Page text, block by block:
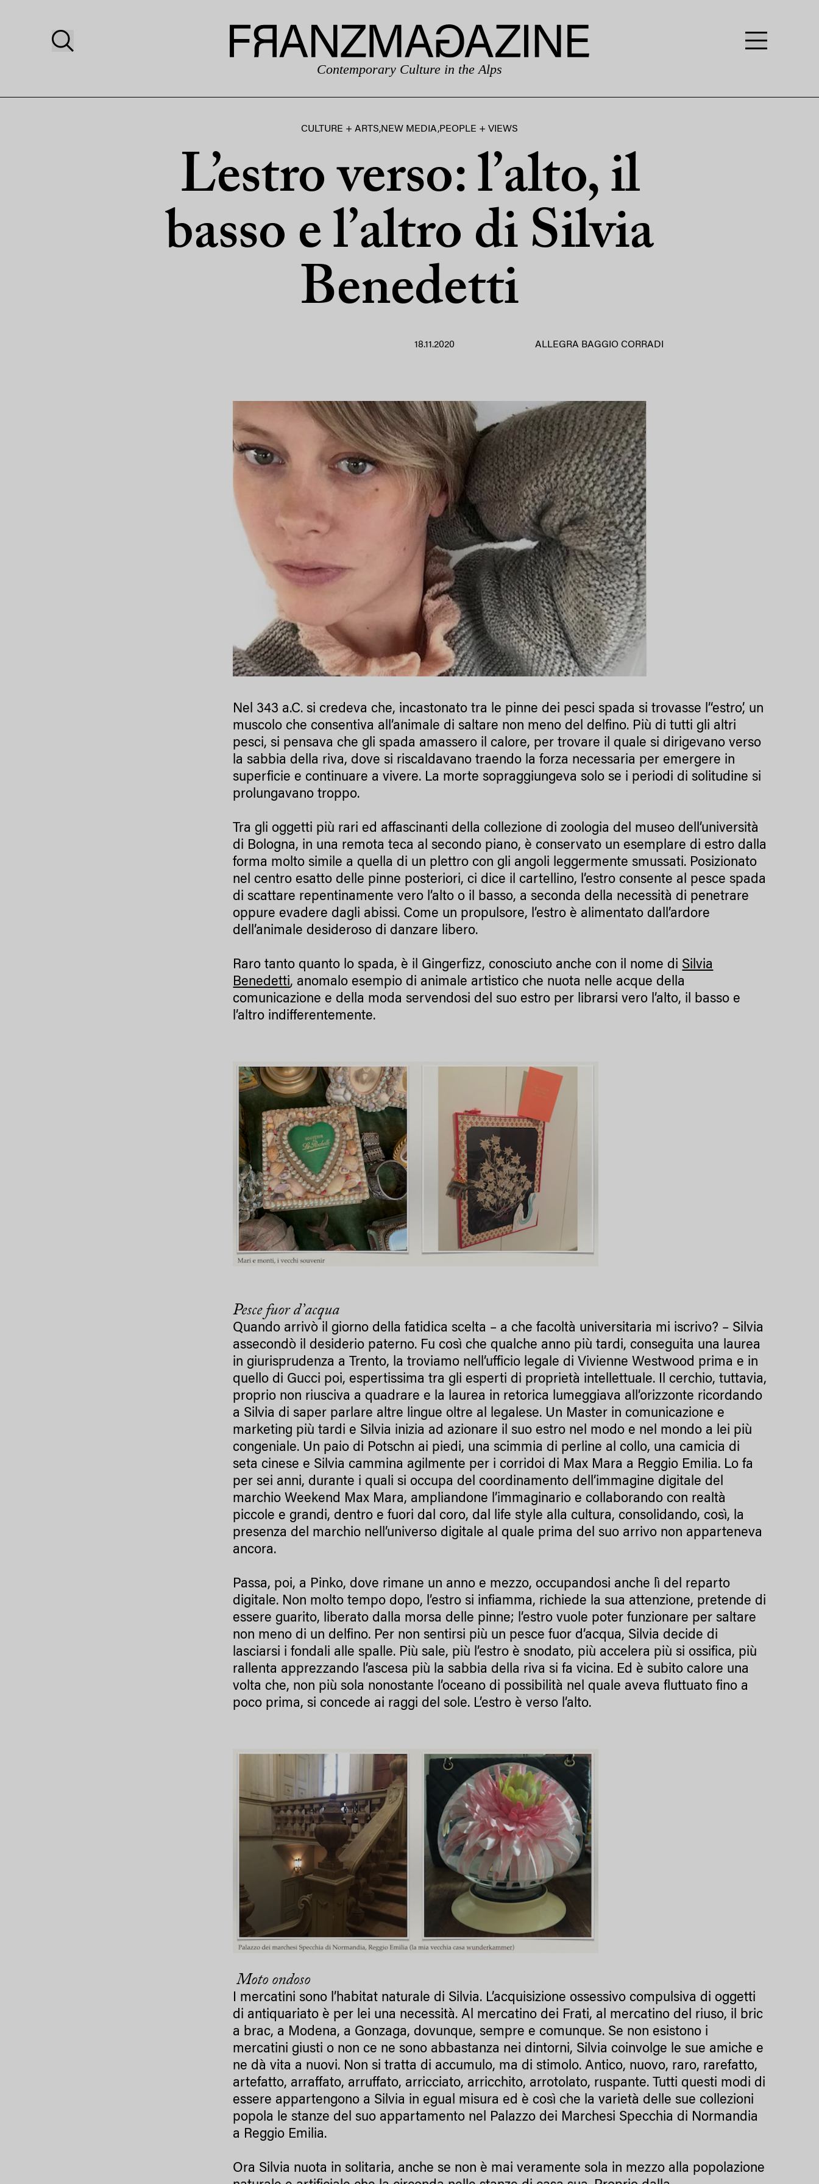
Contemporary Culture in the Alps
CULTURE + ARTS,NEW MEDIA,PEOPLE + VIEWS
L’estro verso: l’alto, il
basso e l’altro di Silvia
Benedetti
18.11.2020 ALLEGRA BAGGIO CORRADI
Nel 343 a.C. si credeva che, incastonato tra le pinne dei pesci spada si trovasse l’‘estro’, un
muscolo che consentiva all’animale di saltare non meno del delfino. Più di tutti gli altri
pesci, si pensava che gli spada amassero il calore, per trovare il quale si dirigevano verso
la sabbia della riva, dove si riscaldavano traendo la forza necessaria per emergere in
superficie e continuare a vivere. La morte sopraggiungeva solo se i periodi di solitudine si
prolungavano troppo.
Tra gli oggetti più rari ed affascinanti della collezione di zoologia del museo dell’università
di Bologna, in una remota teca al secondo piano, è conservato un esemplare di estro dalla
forma molto simile a quella di un plettro con gli angoli leggermente smussati. Posizionato
nel centro esatto delle pinne posteriori, ci dice il cartellino, l’estro consente al pesce spada
di scattare repentinamente vero l’alto o il basso, a seconda della necessità di penetrare
oppure evadere dagli abissi. Come un propulsore, l’estro è alimentato dall’ardore
dell’animale desideroso di danzare libero.
Raro tanto quanto lo spada, è il Gingerfizz, conosciuto anche con il nome di Silvia
Benedetti, anomalo esempio di animale artistico che nuota nelle acque della
comunicazione e della moda servendosi del suo estro per librarsi vero l’alto, il basso e
l’altro indifferentemente.
Pesce fuor d’acqua
Quando arrivò il giorno della fatidica scelta – a che facoltà universitaria mi iscrivo? – Silvia
assecondò il desiderio paterno. Fu così che qualche anno più tardi, conseguita una laurea
in giurisprudenza a Trento, la troviamo nell’ufficio legale di Vivienne Westwood prima e in
quello di Gucci poi, espertissima tra gli esperti di proprietà intellettuale. Il cerchio, tuttavia,
proprio non riusciva a quadrare e la laurea in retorica lumeggiava all’orizzonte ricordando
a Silvia di saper parlare altre lingue oltre al legalese. Un Master in comunicazione e
marketing più tardi e Silvia inizia ad azionare il suo estro nel modo e nel mondo a lei più
congeniale. Un paio di Potschn ai piedi, una scimmia di perline al collo, una camicia di
seta cinese e Silvia cammina agilmente per i corridoi di Max Mara a Reggio Emilia. Lo fa
per sei anni, durante i quali si occupa del coordinamento dell’immagine digitale del
marchio Weekend Max Mara, ampliandone l’immaginario e collaborando con realtà
piccole e grandi, dentro e fuori dal coro, dal life style alla cultura, consolidando, così, la
presenza del marchio nell’universo digitale al quale prima del suo arrivo non apparteneva
ancora.
Passa, poi, a Pinko, dove rimane un anno e mezzo, occupandosi anche lì del reparto
digitale. Non molto tempo dopo, l’estro si infiamma, richiede la sua attenzione, pretende di
essere guarito, liberato dalla morsa delle pinne; l’estro vuole poter funzionare per saltare
non meno di un delfino. Per non sentirsi più un pesce fuor d’acqua, Silvia decide di
lasciarsi i fondali alle spalle. Più sale, più l’estro è snodato, più accelera più si ossifica, più
rallenta apprezzando l’ascesa più la sabbia della riva si fa vicina. Ed è subito calore una
volta che, non più sola nonostante l’oceano di possibilità nel quale aveva fluttuato fino a
poco prima, si concede ai raggi del sole. L’estro è verso l’alto.
Moto ondoso
I mercatini sono l’habitat naturale di Silvia. L’acquisizione ossessivo compulsiva di oggetti
di antiquariato è per lei una necessità. Al mercatino dei Frati, al mercatino del riuso, il bric
a brac, a Modena, a Gonzaga, dovunque, sempre e comunque. Se non esistono i
mercatini giusti o non ce ne sono abbastanza nei dintorni, Silvia coinvolge le sue amiche e
ne dà vita a nuovi. Non si tratta di accumulo, ma di stimolo. Antico, nuovo, raro, rarefatto,
artefatto, arraffato, arruffato, arricciato, arricchito, arrotolato, ruspante. Tutti questi modi di
essere appartengono a Silvia in egual misura ed è così che la varietà delle sue collezioni
popola le stanze del suo appartamento nel Palazzo dei Marchesi Specchia di Normandia
a Reggio Emilia.
Ora Silvia nuota in solitaria, anche se non è mai veramente sola in mezzo alla popolazione